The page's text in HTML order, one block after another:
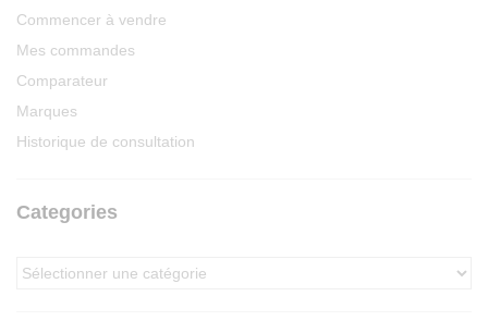
Commencer à vendre
Mes commandes
Comparateur
Marques
Historique de consultation
Categories